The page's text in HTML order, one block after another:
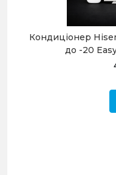
Кондиціонер
до -20